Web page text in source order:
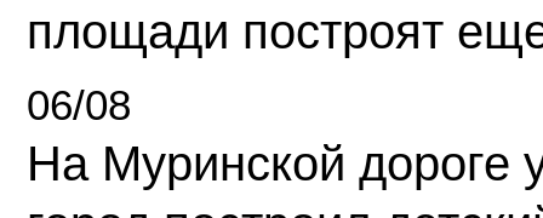
площади построят
06/08
На Муринской дороге